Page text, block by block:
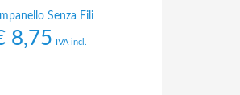
Senza Fili
8,75 IVA incl.